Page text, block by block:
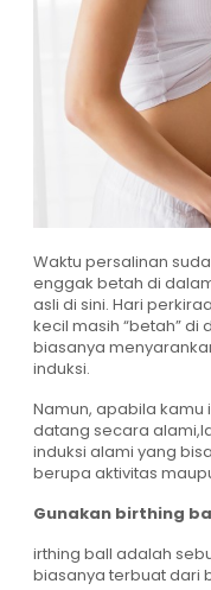
Waktu persalinan
enggak betah di
asli di sini. Hari
kecil masih “betah”
biasanya
induksi.
Namun, apabila kamu
datang secara
induksi alami yang
berupa aktivitas
Gunakan birthing
irthing ball adalah
biasanya terbuat dari